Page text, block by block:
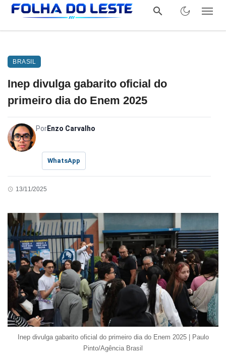
BRASIL
Inep divulga gabarito oficial do
primeiro dia do Enem 2025
PorEnzo Carvalho
WhatsApp
13/11/2025
Inep divulga gabarito oficial do primeiro dia do Enem 2025 | Paulo
Pinto/Agência Brasil